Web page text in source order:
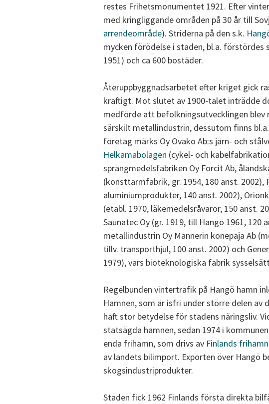
restes Frihetsmonumentet 1921. Efter
med kringliggande områden på 30 år till
arrendeområde). Striderna på den s.k.
mycken förödelse i staden, bl.a. förstördes
1951) och ca 600 bostäder.
Återuppbyggnadsarbetet efter kriget gick
kraftigt. Mot slutet av 1900-talet inträdde
medförde att befolkningsutvecklingen blev
särskilt metallindustrin, dessutom finns
företag märks Oy Ovako Ab:s järn- och
Helkamabolagen (cykel- och
sprängmedelsfabriken Oy Forcit Ab,
(konsttarmfabrik, gr. 1954, 180 anst. 2002),
aluminiumprodukter, 140 anst. 2002),
(etabl. 1970, läkemedelsråvaror, 150 anst.
Saunatec Oy (gr. 1919, till Hangö 1961, 120
metallindustrin Oy Mannerin konepaja Ab
tillv. transporthjul, 100 anst. 2002) och
1979), vars bioteknologiska fabrik
Regelbunden vintertrafik på Hangö hamn
Hamnen, som är isfri under större delen av
haft stor betydelse för stadens näringsliv.
statsägda hamnen, sedan 1974 i
enda frihamn, som drivs av Finlands
av landets bilimport. Exporten över Hangö
skogsindustriprodukter.
Staden fick 1962 Finlands första direkta